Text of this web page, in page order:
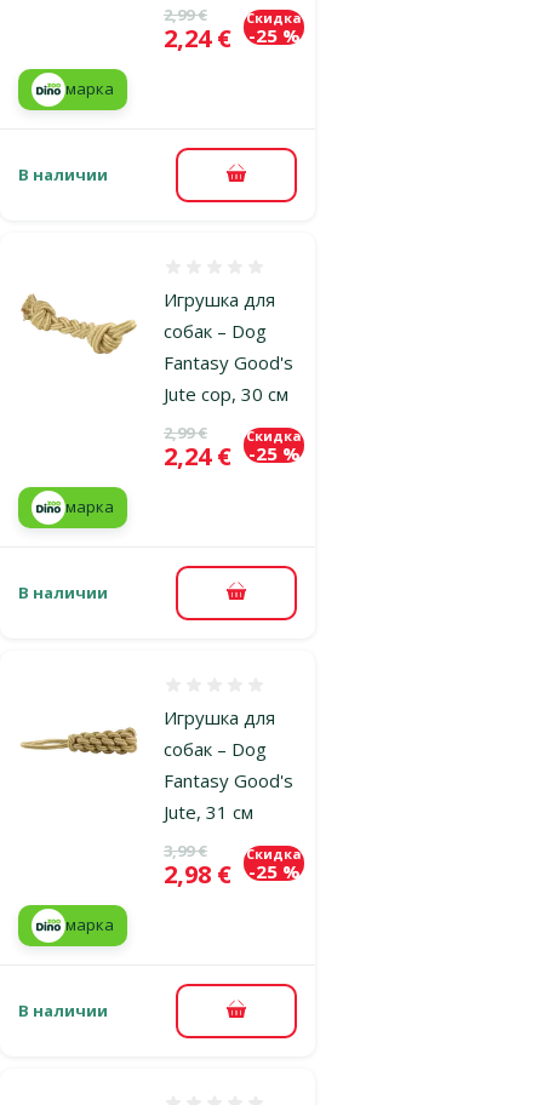
Исходная цена
2,99 €
Цена
2,24 €
Скидка
-25 %
марка
В наличии В корзину
Игрушка для
собак – Dog
Fantasy Good's
Jute cop, 30 см
Исходная цена
2,99 €
Цена
2,24 €
Скидка
-25 %
марка
В наличии В корзину
Игрушка для
собак – Dog
Fantasy Good's
Jute, 31 см
Исходная цена
3,99 €
Цена
2,98 €
Скидка
-25 %
марка
В наличии В корзину